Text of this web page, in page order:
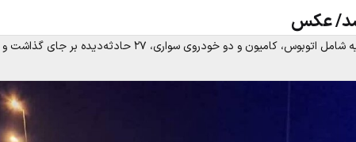
تصادف زنجیره‌ای در اتوبان قم–کاشان با برخورد چهار وسیله نقلیه شامل اتوبوس، کامیون و دو خودروی سواری، ۲۷ حادثه‌دیده بر جای گذاشت و